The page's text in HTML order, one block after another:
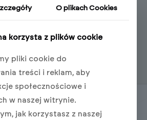
pytania? Zadzwoń
O plikach Cookies
korzysta z plików cookie
pliki cookie do
treści i reklam, aby
społecznościowe i
w naszej witrynie.
jak korzystasz z naszej